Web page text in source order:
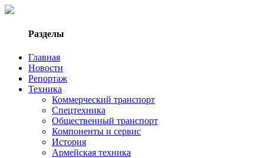
Разделы
Главная
Новости
Репортаж
Техника
Коммерческий транспорт
Спецтехника
Общественный транспорт
Компоненты и сервис
История
Армейская техника